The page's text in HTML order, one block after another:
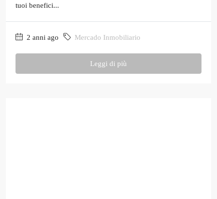
tuoi benefici...
2 anni ago Mercado Inmobiliario
Leggi di più